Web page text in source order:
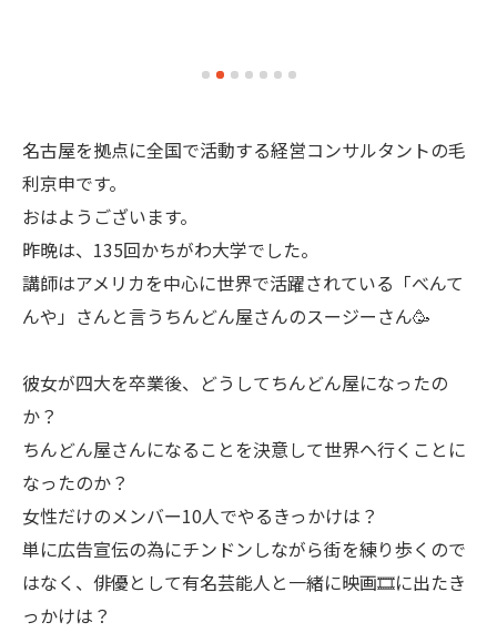
名古屋を拠点に全国で活動する経営コンサルタントの毛
利京申です。
おはようございます。
昨晩は、135回かちがわ大学でした。
講師はアメリカを中心に世界で活躍されている「べんて
んや」さんと言うちんどん屋さんのスージーさん🥳
彼女が四大を卒業後、どうしてちんどん屋になったの
か？
ちんどん屋さんになることを決意して世界へ行くことに
なったのか？
女性だけのメンバー10人でやるきっかけは？
単に広告宣伝の為にチンドンしながら街を練り歩くので
はなく、俳優として有名芸能人と一緒に映画🎞️に出たき
っかけは？